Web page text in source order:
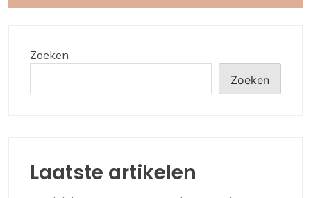
Zoeken
Zoeken
Laatste artikelen